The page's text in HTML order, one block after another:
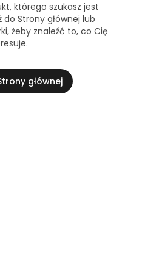
którego szukasz jest
do Strony głównej lub
żeby znaleźć to, co Cię
głównej